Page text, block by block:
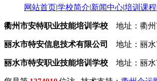
网站首页|学校简介|新闻中心|培训课程
衢州市安特职业技能培训学校 地址：衢州
丽水市特安信息技术有限公司 地址：丽水
丽水市特安职业技能培训学校 地址：丽水